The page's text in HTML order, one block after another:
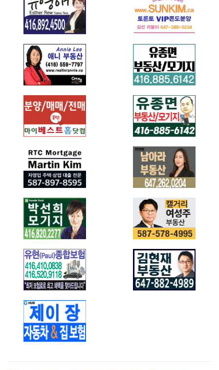
유영애 부동산 김선 부동산
이애니 부동산 유종면 모기지
로얄 르페이지 김일
봉 부동산 - 본점
유종면 부동산/모기
지
RTC Mortgage -
Martin Kim
남아라 부동산
박선희 모기지 여성주 부동산
유현 종합보험